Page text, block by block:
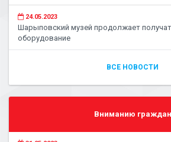
24.05.2023
Шарыповский музей продолжает
оборудование
ВСЕ НОВОСТИ
Вниманию граждан